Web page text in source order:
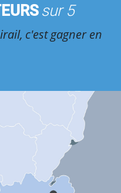
sur 5
c'est gagner en